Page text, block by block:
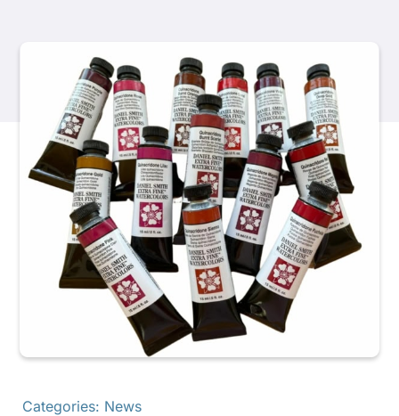
Veranstaltungen
Blog
Ressourcen
Händler finden
Kontaktieren Sie uns
Abonnieren
Categories: News